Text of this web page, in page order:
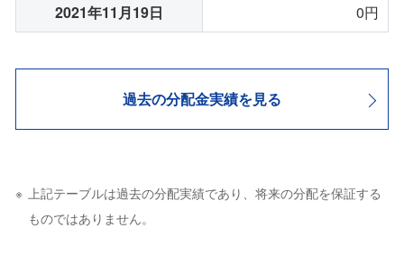
2021年11月19日
0円
過去の分配金実績を見る
上記テーブルは過去の分配実績であり、将来の分配を保証する
ものではありません。